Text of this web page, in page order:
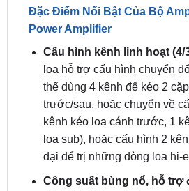
Đặc Điểm Nổi Bật Của Bộ
Power Amplifier
Cấu hình kênh linh hoạt (4/
loa hỗ trợ cấu hình chuyển
thể dùng 4 kênh để kéo 2
trước/sau, hoặc chuyển về
kênh kéo loa cánh trước, 1
loa sub), hoặc cấu hình 2
đại để trị những dòng loa hi-
Công suất bùng nổ, hỗ trợ